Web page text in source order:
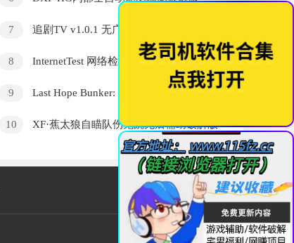
7
追剧TV v1.0.1 无广告免费追剧软件 国
8
InternetTest 网络检测工具 Pro v8.8.0.2503
9
Last Hope Bunker: Zombie Survival
10
XF·蕉太狼自瞄队伤鬼跳无后辅助破解版